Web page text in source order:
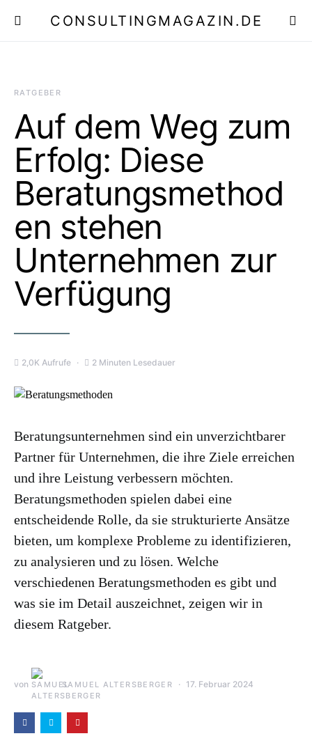
CONSULTINGMAGAZIN.DE
RATGEBER
Auf dem Weg zum
Erfolg: Diese
Beratungsmethod
en stehen
Unternehmen zur
Verfügung
2,0K Aufrufe 2 Minuten Lesedauer
Beratungsunternehmen sind ein unverzichtbarer
Partner für Unternehmen, die ihre Ziele erreichen
und ihre Leistung verbessern möchten.
Beratungsmethoden spielen dabei eine
entscheidende Rolle, da sie strukturierte Ansätze
bieten, um komplexe Probleme zu identifizieren,
zu analysieren und zu lösen. Welche
verschiedenen Beratungsmethoden es gibt und
was sie im Detail auszeichnet, zeigen wir in
diesem Ratgeber.
von SAMUEL ALTERSBERGER 17. Februar 2024